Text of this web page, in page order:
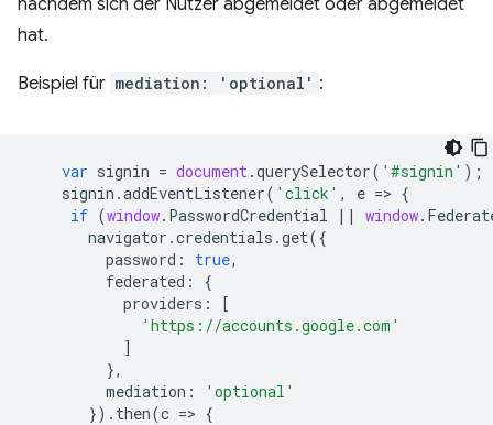
hat.
Beispiel für mediation: 'optional' :
var signin = document.querySelector( '#signin' );
signin .addEventListener( 'click' , e => {
if (window. PasswordCredential || window.
navigator .credentials .get({
password : true,
federated :
{
providers :
[
'https://accounts.google.com'
]
},
mediation :
'optional'
}). then(c => {